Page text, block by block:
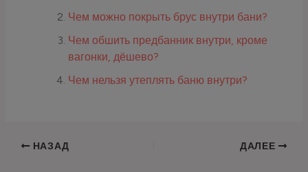
Чем можно покрыть брус внутри бани?
Чем обшить предбанник внутри, кроме
вагонки, дёшево?
Чем нельзя утеплять баню внутри?
НАЗАД ДАЛЕЕ